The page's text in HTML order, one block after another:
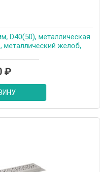
D40(50), металлическая
металлический желоб,
₽